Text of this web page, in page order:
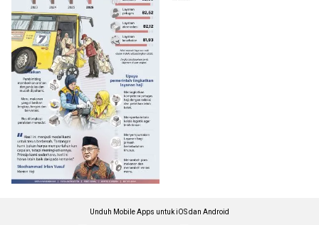
Unduh Mobile Apps untuk iOS dan Android